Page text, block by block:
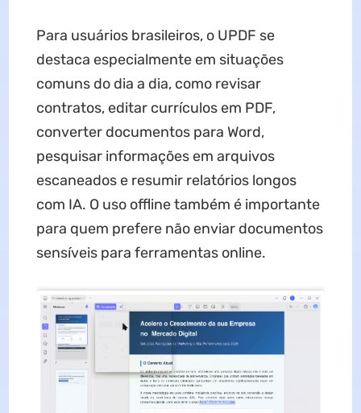
Para usuários brasileiros, o UPDF se
destaca especialmente em situações
comuns do dia a dia, como revisar
contratos, editar currículos em PDF,
converter documentos para Word,
pesquisar informações em arquivos
escaneados e resumir relatórios longos
com IA. O uso offline também é importante
para quem prefere não enviar documentos
sensíveis para ferramentas online.